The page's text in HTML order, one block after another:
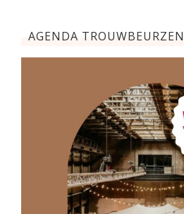
AGENDA TROUWBEURZEN